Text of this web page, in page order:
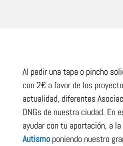
Al pedir una tapa o pincho
con 2€ a favor de los
actualidad, diferentes
ONGs de nuestra ciudad. En
ayudar con tu aportación, a la
Autismo poniendo nuestro